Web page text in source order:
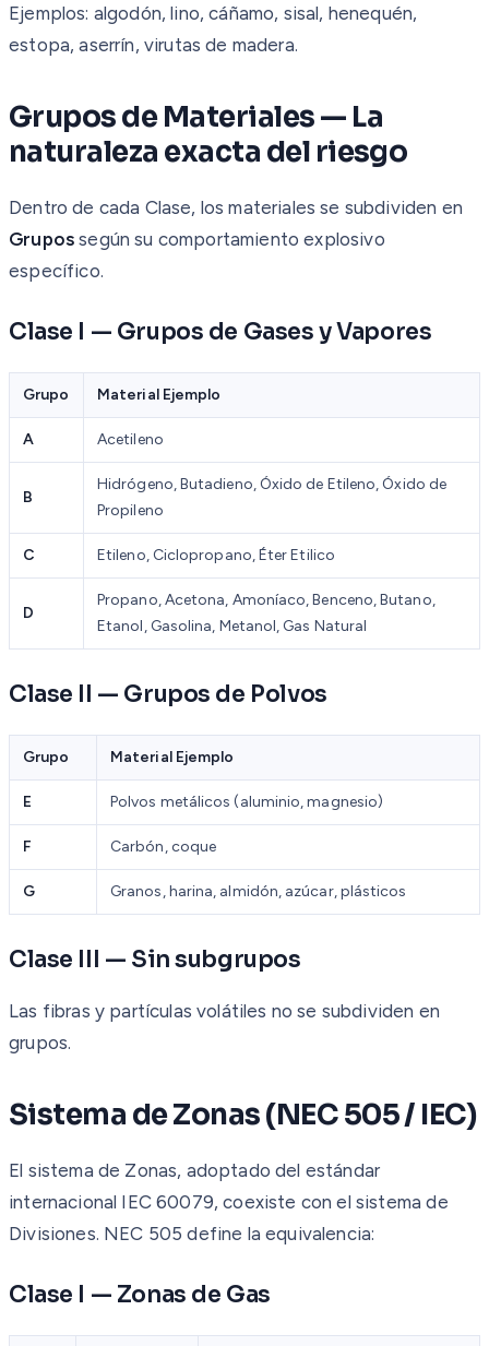
Ejemplos: algodón, lino, cáñamo, sisal, henequén,
estopa, aserrín, virutas de madera.
Grupos de Materiales — La
naturaleza exacta del riesgo
Dentro de cada Clase, los materiales se subdividen en
Grupos según su comportamiento explosivo
específico.
Clase I — Grupos de Gases y Vapores
Grupo Material Ejemplo
A Acetileno
B
Hidrógeno, Butadieno, Óxido de Etileno, Óxido de
Propileno
C Etileno, Ciclopropano, Éter Etilico
D
Propano, Acetona, Amoníaco, Benceno, Butano,
Etanol, Gasolina, Metanol, Gas Natural
Clase II — Grupos de Polvos
Grupo Material Ejemplo
E Polvos metálicos (aluminio, magnesio)
F Carbón, coque
G Granos, harina, almidón, azúcar, plásticos
Clase III — Sin subgrupos
Las fibras y partículas volátiles no se subdividen en
grupos.
Sistema de Zonas (NEC 505 / IEC)
El sistema de Zonas, adoptado del estándar
internacional IEC 60079, coexiste con el sistema de
Divisiones. NEC 505 define la equivalencia:
Clase I — Zonas de Gas